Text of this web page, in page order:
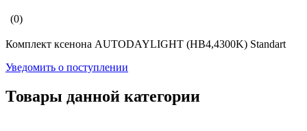
(0)
Комплект ксенона AUTODAYLIGHT (HB4,4300K) Standart
Уведомить о поступлении
Товары данной категории